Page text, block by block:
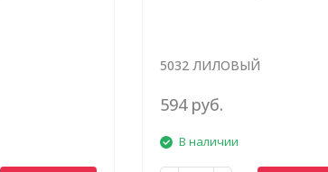
5032 ЛИЛОВЫЙ
594 руб.
В наличии